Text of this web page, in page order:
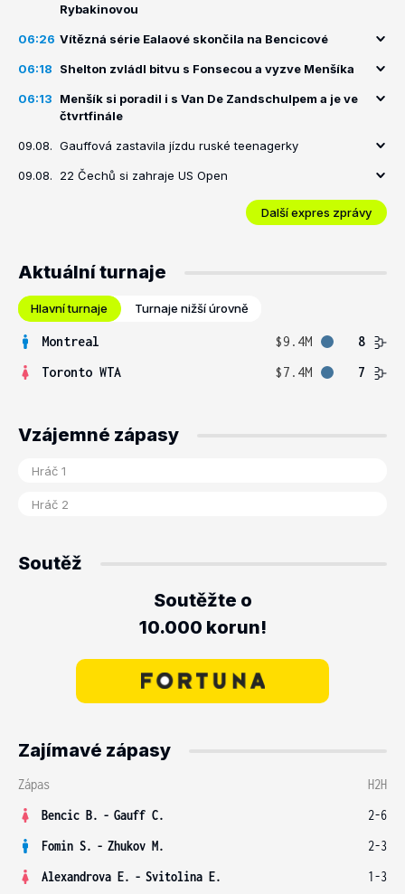
Rybakinovou
06:26 Vítězná série Ealaové skončila na Bencicové
06:18 Shelton zvládl bitvu s Fonsecou a vyzve Menšíka
06:13
Menšík si poradil i s Van De Zandschulpem a je ve
čtvrtfinále
09.08. Gauffová zastavila jízdu ruské teenagerky
09.08. 22 Čechů si zahraje US Open
Další expres zprávy
Aktuální turnaje
Hlavní turnaje Turnaje nižší úrovně
Montreal $9.4M
8
Toronto WTA
$7.4M 7
Vzájemné zápasy
Soutěž
Soutěžte o
10.000 korun!
Zajímavé zápasy
Zápas
H2H
Bencic B. - Gauff C.
2-6
Fomin S. - Zhukov M.
2-3
Alexandrova E. - Svitolina E.
1-3